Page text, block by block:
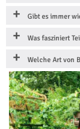
Gibt es immer
Was fasziniert
Welche Art von